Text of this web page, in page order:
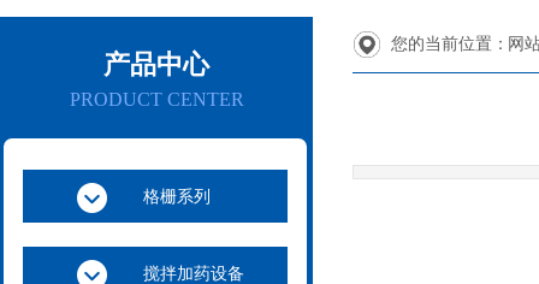
您的当前位置： 网
格栅系列
搅拌加药设备
PRODUCT CENTER
产品中心